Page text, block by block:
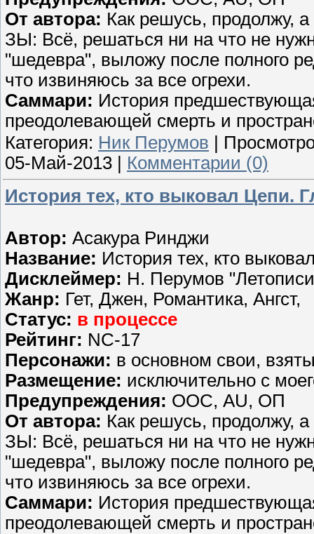
От автора: Как решусь, продолжу,
ЗЫ: Всё, решаться ни на что не
"шедевра", выложу после полного
что извиняюсь за все огрехи.
Саммари: История
преодолевающей смерть и
Категория: Ник Перумов |
05-Май-2013 | Комментарии (0)
История тех, кто выковал Цепи.
Автор: Асакура Ринджи
Название: История тех, кто
Дисклеймер: Н. Перумов
Жанр: Гет, Джен, Романтика, Ангст,
Статус: в процессе
Рейтинг: NC-17
Персонажи: в основном свои,
Размещение: исключительно с
Предупреждения: ООС, AU, ОП
От автора: Как решусь, продолжу,
ЗЫ: Всё, решаться ни на что не
"шедевра", выложу после полного
что извиняюсь за все огрехи.
Саммари: История
преодолевающей смерть и